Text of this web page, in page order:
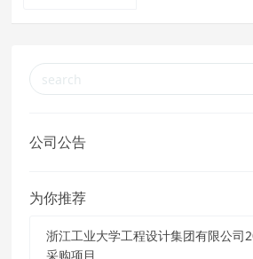
公司公告
为你推荐
浙江工业大学工程设计集团有限公司
采购项目